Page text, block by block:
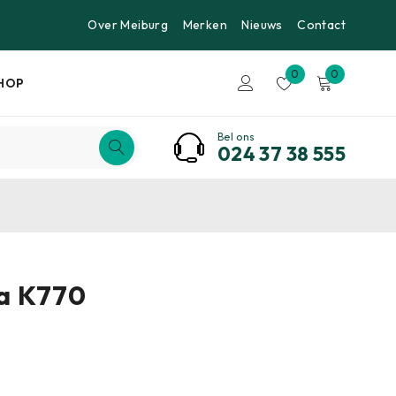
Over Meiburg Merken Nieuws Contact
0 0
Bel ons
024 37 38 555
K770